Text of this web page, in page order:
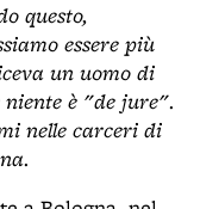
questo,
essere più
un uomo di
è "de jure".
nelle carceri di